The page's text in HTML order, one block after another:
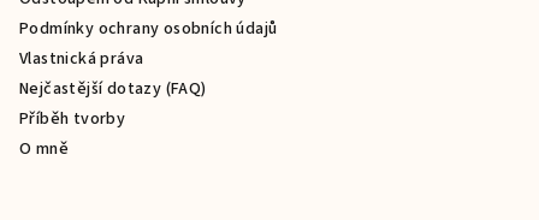
Podmínky ochrany osobních údajů
Vlastnická práva
Nejčastější dotazy (FAQ)
Příběh tvorby
O mně